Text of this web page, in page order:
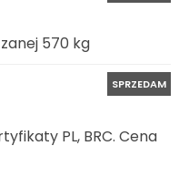
570 kg
SPRZEDAM
PL, BRC. Cena